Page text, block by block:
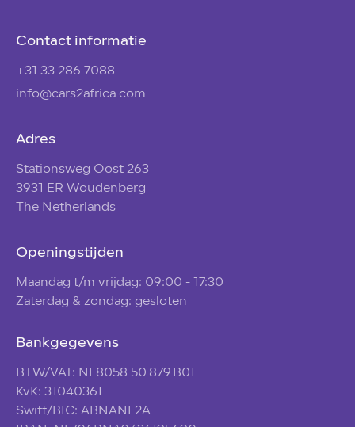
Contact informatie
+31 33 286 7088
info@cars2africa.com
Adres
Stationsweg Oost 263
3931 ER Woudenberg
The Netherlands
Openingstijden
Maandag t/m vrijdag: 09:00 - 17:30
Zaterdag & zondag: gesloten
Bankgegevens
BTW/VAT: NL8058.50.879.B01
KvK: 31040361
Swift/BIC: ABNANL2A